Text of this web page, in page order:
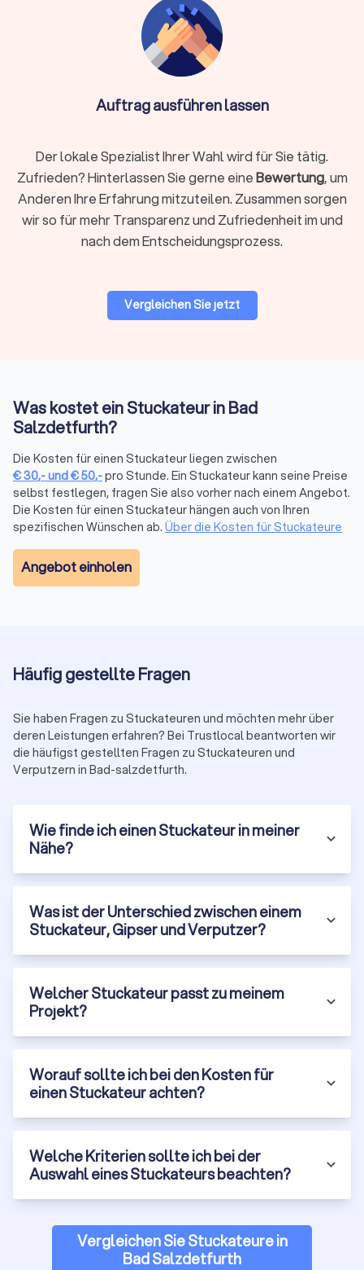
Handwerker – Ihr Raumgestaltungsvorhaben ist in besten
Auftrag ausführen lassen
Der lokale Spezialist Ihrer Wahl wird für Sie tätig.
Zufrieden? Hinterlassen Sie gerne eineBewertung, um
Anderen Ihre Erfahrung mitzuteilen. Zusammen sorgen
wir so für mehr Transparenz und Zufriedenheit im und
nach dem Entscheidungsprozess.
Vergleichen Sie jetzt
Was kostet ein Stuckateur in Bad
Salzdetfurth?
Die Kosten für einen Stuckateur liegen zwischen
€30,-und€50,-pro Stunde. Ein Stuckateur kann seine Preise
selbst festlegen, fragen Sie also vorher nach einem Angebot.
Die Kosten für einen Stuckateur hängen auch von Ihren
spezifischen Wünschen ab. Über die Kosten für Stuckateure
Angebot einholen
Häufig gestellte Fragen
Sie haben Fragen zu Stuckateuren und möchten mehr über
deren Leistungen erfahren? Bei Trustlocal beantworten wir
die häufigst gestellten Fragen zu Stuckateuren und
Verputzern in Bad-salzdetfurth.
Wie finde ich einen Stuckateur in meiner
Nähe?
Was ist der Unterschied zwischen einem
Stuckateur, Gipser und Verputzer?
Welcher Stuckateur passt zu meinem
Projekt?
Worauf sollte ich bei den Kosten für
einen Stuckateur achten?
Welche Kriterien sollte ich bei der
Auswahl eines Stuckateurs beachten?
Vergleichen Sie Stuckateure in
Bad Salzdetfurth